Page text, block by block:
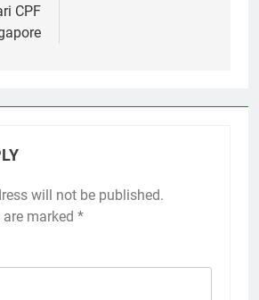
CPF
will not be published.
marked *